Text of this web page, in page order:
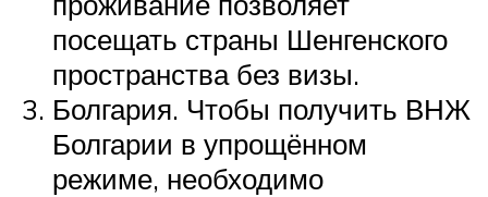
посещать страны Шенгенского
пространства без визы.
Болгария. Чтобы получить ВНЖ
Болгарии в упрощённом
режиме, необходимо